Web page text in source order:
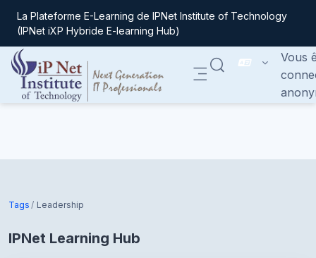
La Plateforme E-Learning de IPNet Institute of Technology
(IPNet iXP Hybride E-learning Hub)
Panneau latéral
ACTIVER/
Vous
Tags Leadership
IPNet Learning Hub